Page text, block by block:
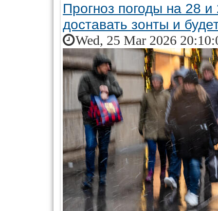
Прогноз погоды на 28
доставать зонты и
Wed, 25 Mar 2026